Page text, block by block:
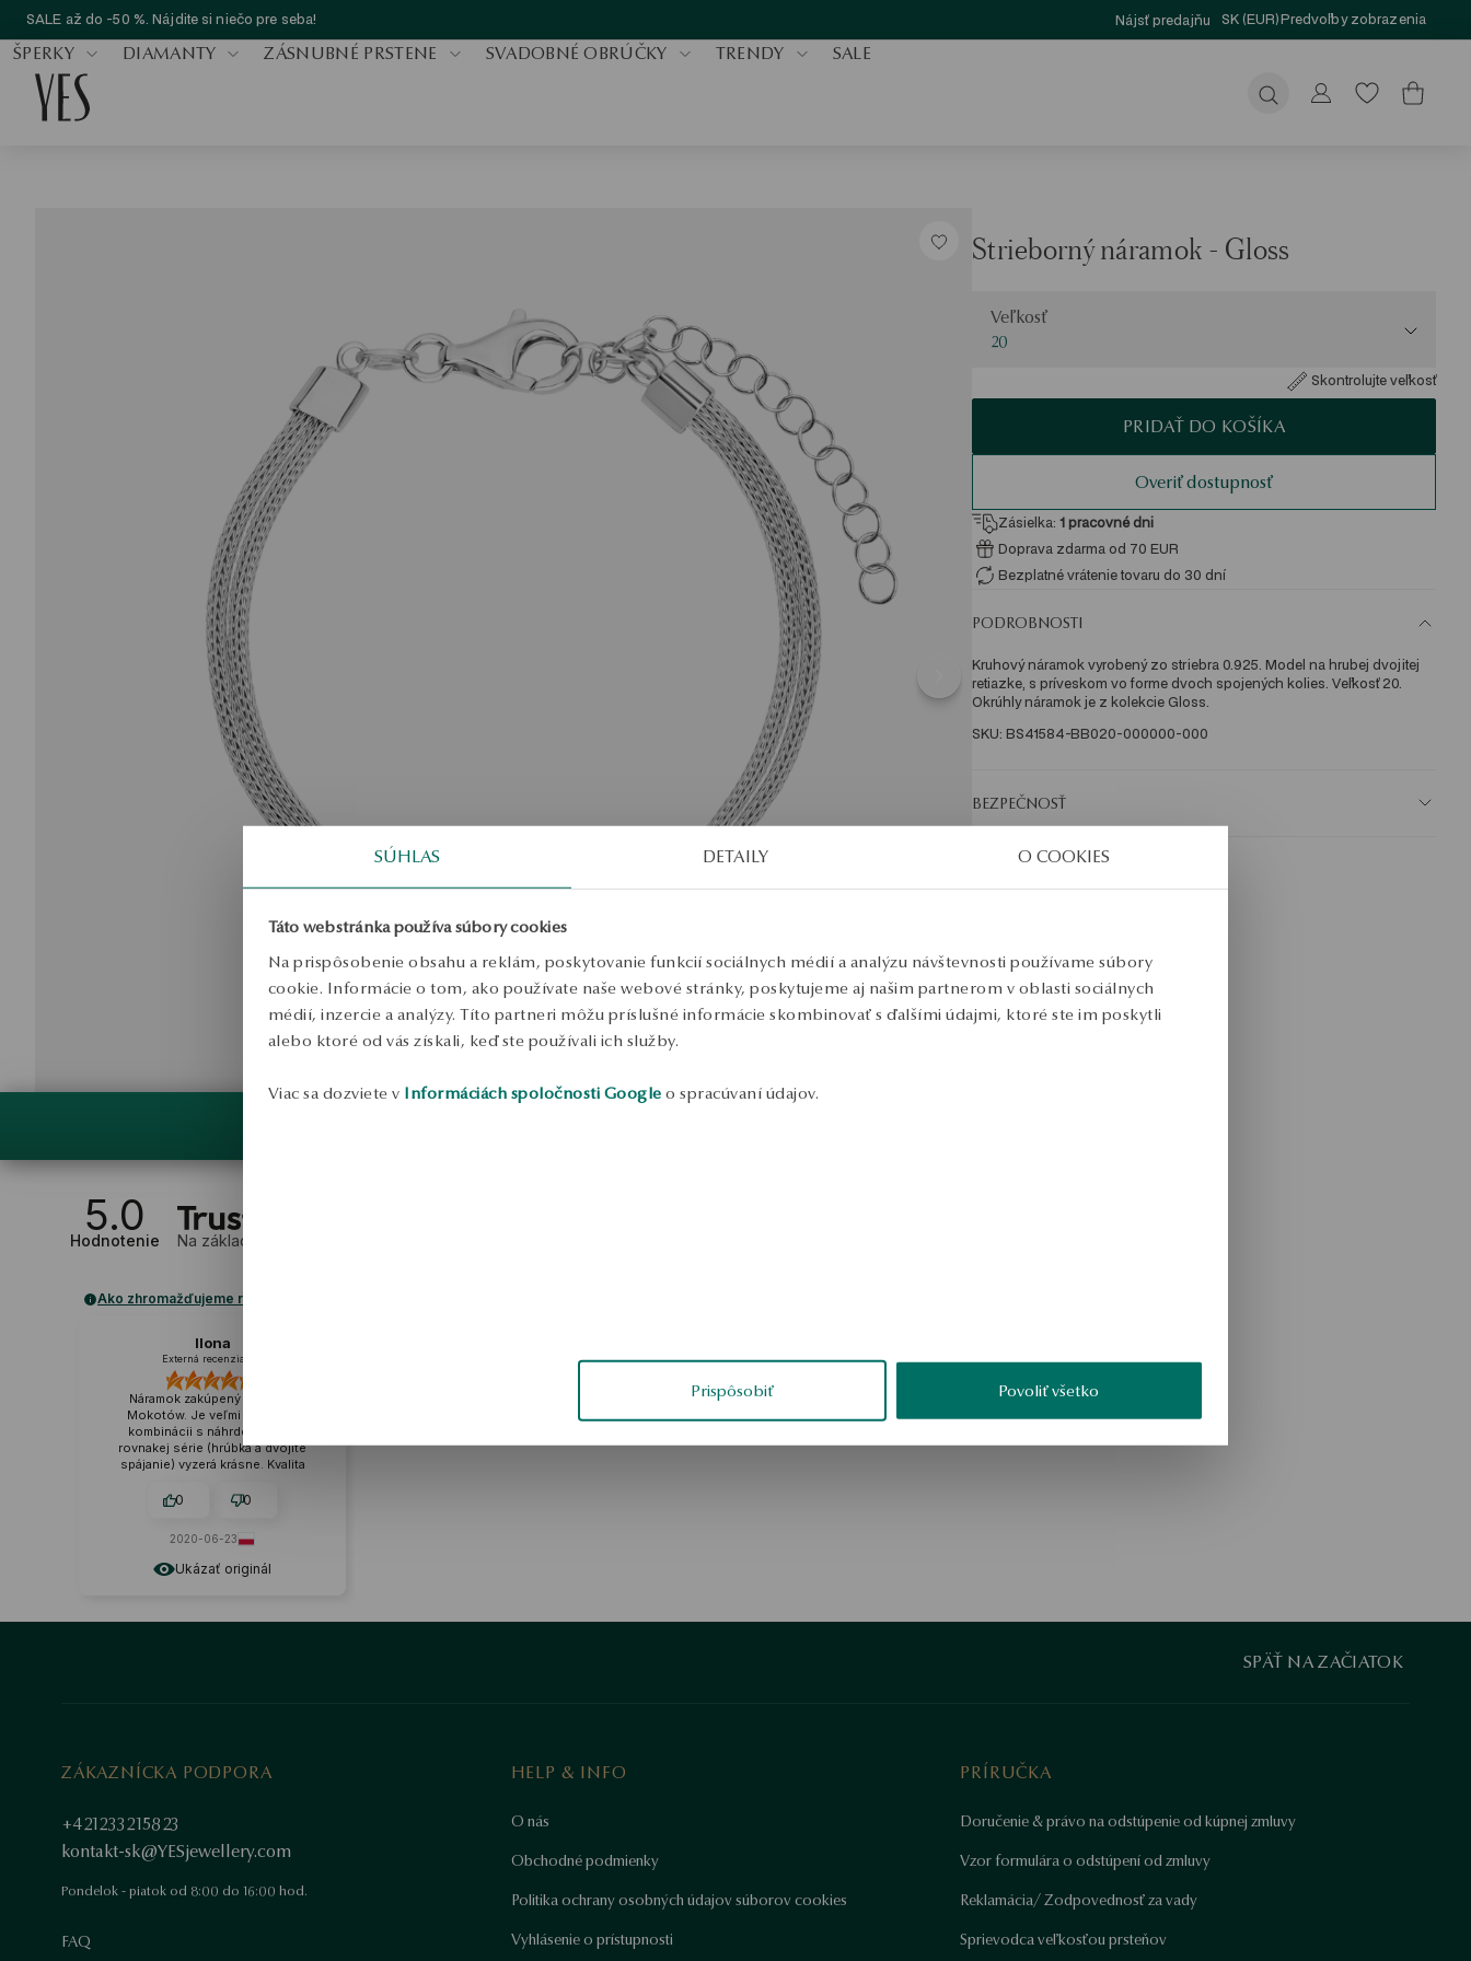
SÚHLAS DETAILY O COOKIES
Táto webstránka používa súbory cookies
Na prispôsobenie obsahu a reklám, poskytovanie funkcií sociálnych médií a analýzu návštevnosti používame súbory
cookie. Informácie o tom, ako používate naše webové stránky, poskytujeme aj našim partnerom v oblasti sociálnych
médií, inzercie a analýzy. Títo partneri môžu príslušné informácie skombinovať s ďalšími údajmi, ktoré ste im poskytli
alebo ktoré od vás získali, keď ste používali ich služby.
Viac sa dozviete v Informáciách spoločnosti Google o spracúvaní údajov.
Prispôsobiť Povoliť všetko
SALE až do -50 %. Nájdite si niečo pre seba! Nájsť predajňu SK (EUR)Predvoľby zobrazenia
ŠPERKY DIAMANTY ZÁSNUBNÉ PRSTENE SVADOBNÉ OBRÚČKY TRENDY SALE
Odoslať
Strieborný náramok - Gloss
Veľkosť
20
Skontrolujte veľkosť
PRIDAŤ DO KOŠÍKA
Overiť dostupnosť
Zásielka: 1 pracovné dni
Doprava zdarma od 70 EUR
Bezplatné vrátenie tovaru do 30 dní
PODROBNOSTI
Kruhový náramok vyrobený zo striebra 0.925. Model na hrubej dvojitej
retiazke, s príveskom vo forme dvoch spojených kolies. Veľkosť 20.
Okrúhly náramok je z kolekcie Gloss.
SKU: BS41584-BB020-000000-000
BEZPEČNOSŤ
5.0
Hodnotenie Na základe
Ako zhromažďujeme recenzie?
Ukázať originál
Ilona
Externá recenzia
Náramok zakúpený v Galeria
Mokotów. Je veľmi jemný a v
kombinácii s náhrdelníkom z
rovnakej série (hrúbka a dvojité
spájanie) vyzerá krásne. Kvalita
0 0
2020-06-23
SPÄŤ NA ZAČIATOK
ZÁKAZNÍCKA PODPORA
+421233215823
kontakt-sk@YESjewellery.com
Pondelok - piatok od 8:00 do 16:00 hod.
FAQ
HELP & INFO
O nás
Obchodné podmienky
Politika ochrany osobných údajov súborov cookies
Vyhlásenie o prístupnosti
PRÍRUČKA
Doručenie & právo na odstúpenie od kúpnej zmluvy
Vzor formulára o odstúpení od zmluvy
Reklamácia/ Zodpovednosť za vady
Sprievodca veľkosťou prsteňov